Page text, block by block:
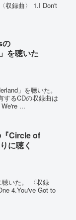
収録曲〉 1.I Don't
を聴いた
」を聴いた。
するCDの収録曲は
...
Circle of
に聴く
いた。 〈収録
4.You've Got to